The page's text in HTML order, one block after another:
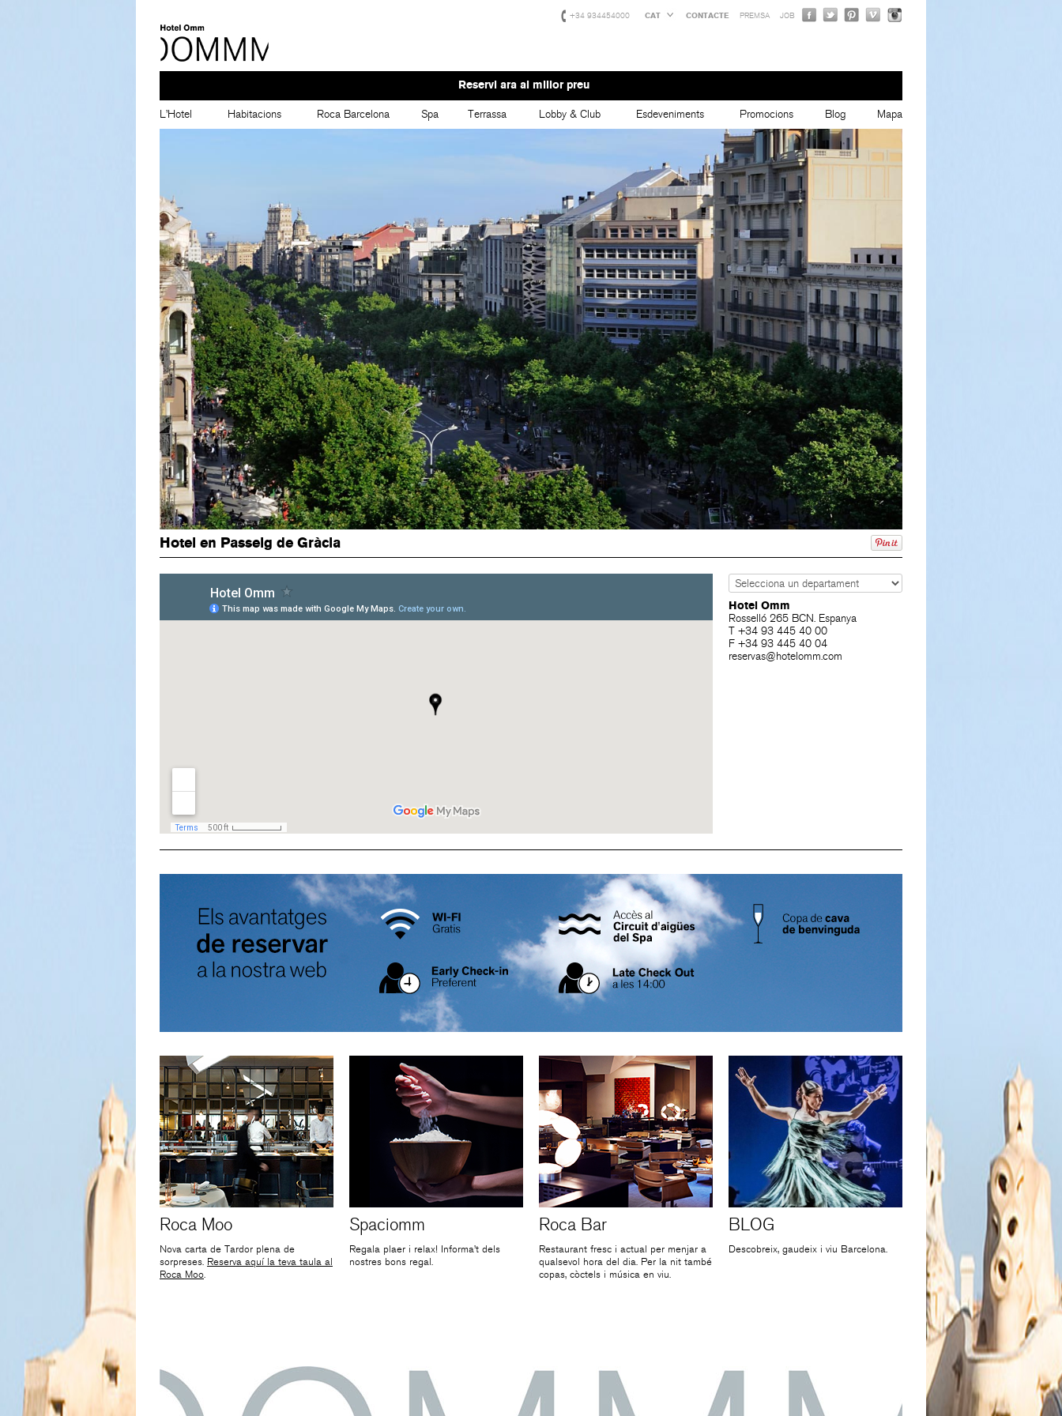
+34 934454000 CAT CONTACTE PREMSA JOB
Reservi ara al millor preu
L’Hotel Habitacions Roca Barcelona Spa Terrassa Lobby & Club Esdeveniments Promocions Blog Mapa
Hotel en Passeig de Gràcia
Hotel Omm
Rosselló 265 BCN. Espanya
T +34 93 445 40 00
F +34 93 445 40 04
reservas@hotelomm.com
Roca Moo
Nova carta de Tardor plena de
sorpreses. Reserva aquí la teva taula al
Roca Moo.
Spaciomm
Regala plaer i relax! Informa’t dels
nostres bons regal.
Roca Bar
Restaurant fresc i actual per menjar a
qualsevol hora del dia. Per la nit també
copas, còctels i música en viu.
BLOG
Descobreix, gaudeix i viu Barcelona.